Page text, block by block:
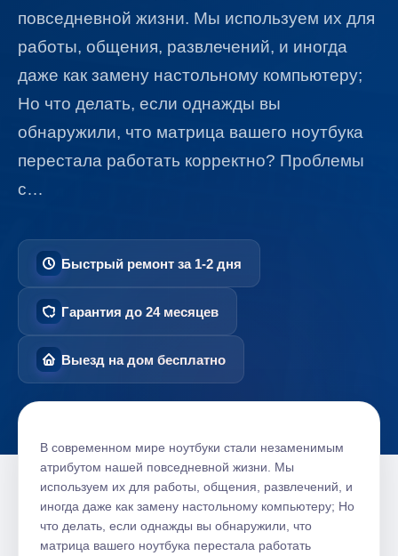
повседневной жизни. Мы используем их для
работы, общения, развлечений, и иногда
даже как замену настольному компьютеру;
Но что делать, если однажды вы
обнаружили, что матрица вашего ноутбука
перестала работать корректно? Проблемы
с…
Быстрый ремонт за 1-2 дня
Гарантия до 24 месяцев
Выезд на дом бесплатно
В современном мире ноутбуки стали незаменимым
атрибутом нашей повседневной жизни. Мы
используем их для работы, общения, развлечений, и
иногда даже как замену настольному компьютеру; Но
что делать, если однажды вы обнаружили, что
матрица вашего ноутбука перестала работать